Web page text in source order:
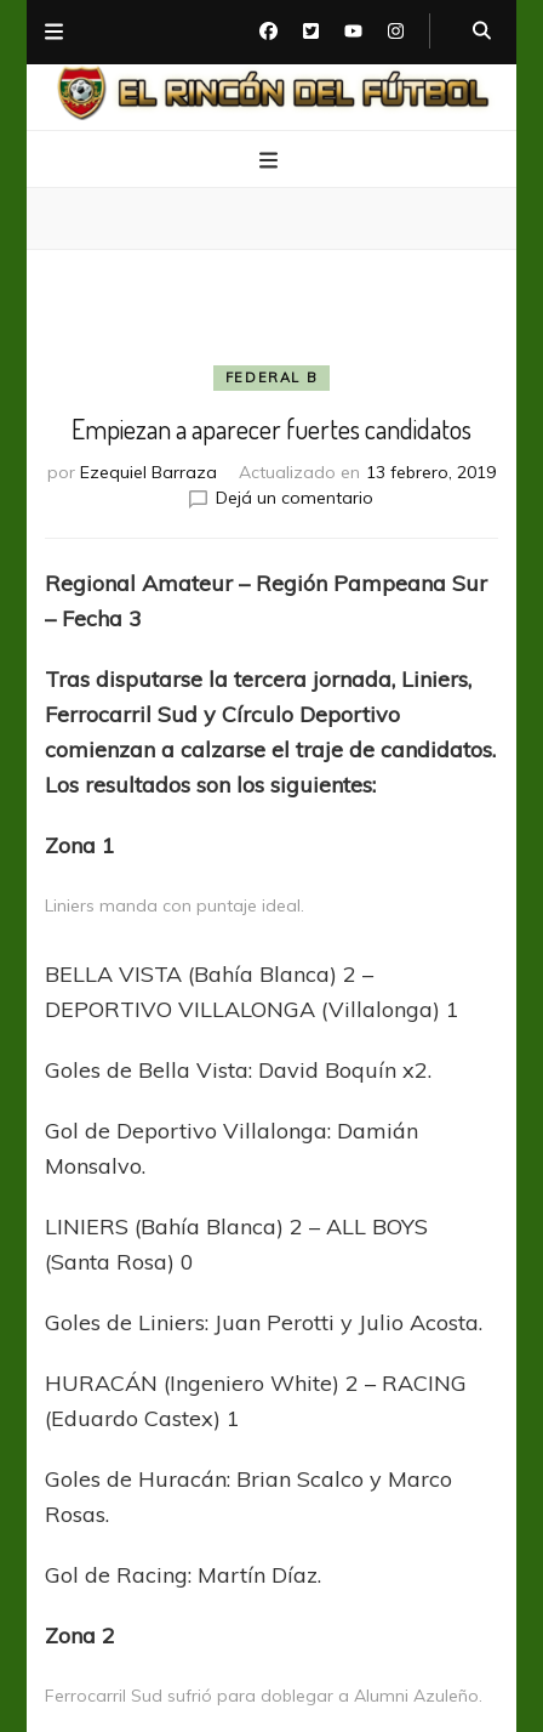
FEDERAL B
Empiezan a aparecer fuertes candidatos
por Ezequiel Barraza Actualizado en 13 febrero, 2019
Dejá un comentarioen
fuertes
Regional Amateur – Región Pampeana Sur
– Fecha 3
Tras disputarse la tercera jornada, Liniers,
Ferrocarril Sud y Círculo Deportivo
comienzan a calzarse el traje de candidatos.
Los resultados son los siguientes:
Zona 1
Liniers manda con puntaje ideal.
BELLA VISTA (Bahía Blanca) 2 –
DEPORTIVO VILLALONGA (Villalonga) 1
Goles de Bella Vista: David Boquín x2.
Gol de Deportivo Villalonga: Damián
Monsalvo.
LINIERS (Bahía Blanca) 2 – ALL BOYS
(Santa Rosa) 0
Goles de Liniers: Juan Perotti y Julio Acosta.
HURACÁN (Ingeniero White) 2 – RACING
(Eduardo Castex) 1
Goles de Huracán: Brian Scalco y Marco
Rosas.
Gol de Racing: Martín Díaz.
Zona 2
Ferrocarril Sud sufrió para doblegar a Alumni Azuleño.